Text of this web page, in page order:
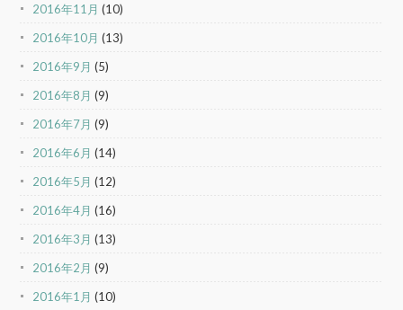
2016年11月 (10)
2016年10月 (13)
2016年9月 (5)
2016年8月 (9)
2016年7月 (9)
2016年6月 (14)
2016年5月 (12)
2016年4月 (16)
2016年3月 (13)
2016年2月 (9)
2016年1月 (10)